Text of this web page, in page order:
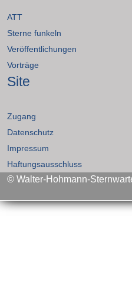
ATT
Sterne funkeln
Veröffentlichungen
Vorträge
Site
Zugang
Datenschutz
Impressum
Haftungsausschluss
© Walter-Hohmann-